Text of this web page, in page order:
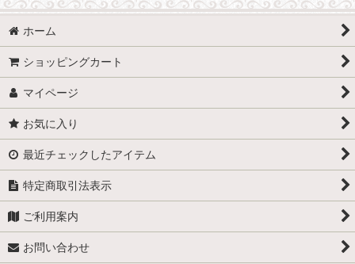
ホーム
ショッピングカート
マイページ
お気に入り
最近チェックしたアイテム
特定商取引法表示
ご利用案内
お問い合わせ